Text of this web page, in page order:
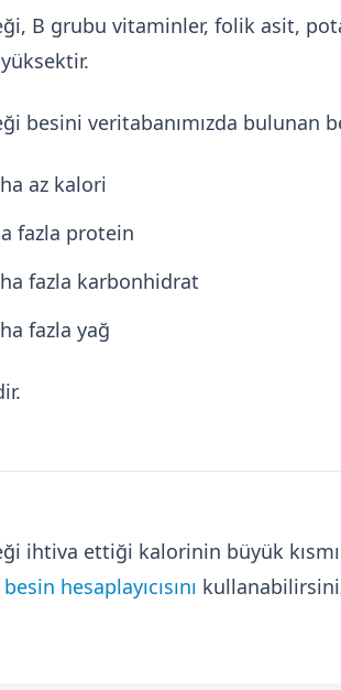
B grubu vitaminler, folik asit,
besini veritabanımızda bulunan
az kalori
fazla protein
fazla karbonhidrat
fazla yağ
ihtiva ettiği kalorinin büyük
hesaplayıcısını